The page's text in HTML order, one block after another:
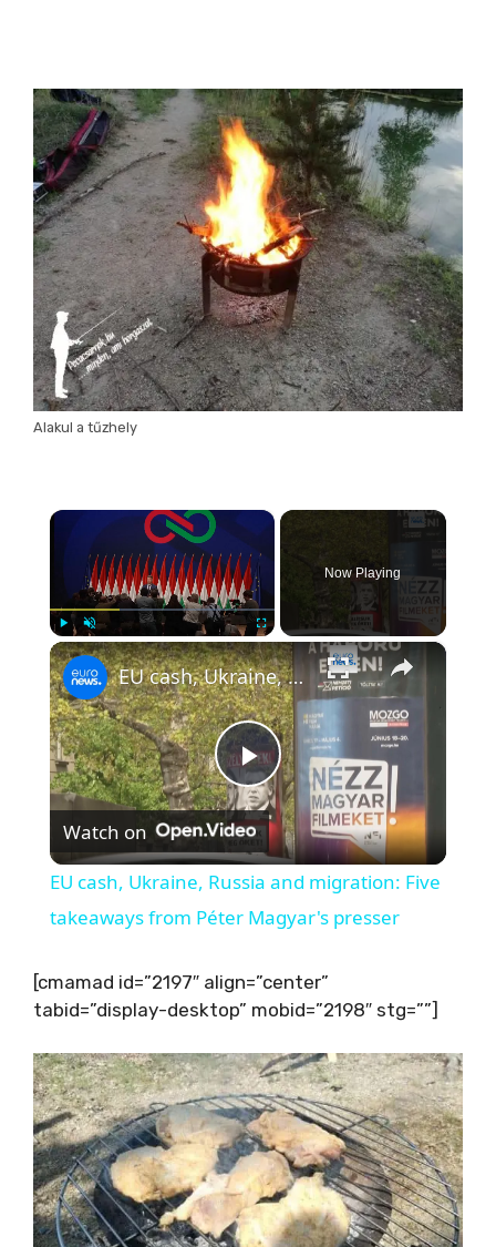
Alakul a tűzhely
×
Play Unmute Fullscreen
Now Playing
×
P
l
a
y
V
i
d
EU cash, Ukraine, Russia and migration: Five takeaways from Péter Magyar's presser
Watch on
EU cash, Ukraine, Russia and migration: Five
takeaways from Péter Magyar's presser
[cmamad id=”2197″ align=”center”
tabid=”display-desktop” mobid=”2198″ stg=””]